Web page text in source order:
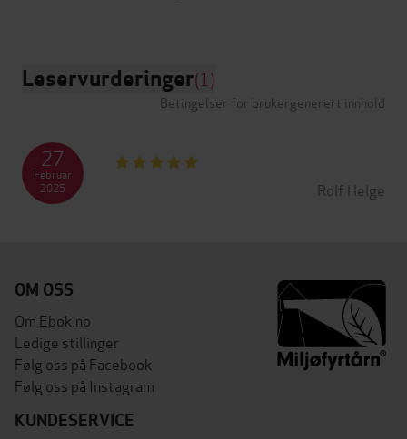
Leservurderinger(1)
Betingelser for brukergenerert innhold
Rolf Helge
27
Februar
2025
OM OSS
Om Ebok.no
Ledige stillinger
Følg oss på Facebook
Følg oss på Instagram
KUNDESERVICE